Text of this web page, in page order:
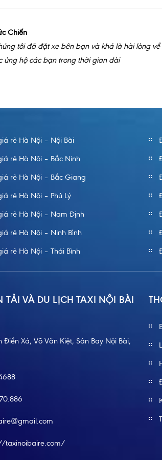
Chiến
tôi đã đặt xe bên bạn và khá là hài lòng về
ủng hộ các bạn trong thời gian dài
rẻ Hà Nội – Nội Bài
rẻ Hà Nội – Bắc Ninh
rẻ Hà Nội – Bắc Giang
rẻ Hà Nội – Phủ Lý
rẻ Hà Nội – Nam Định
rẻ Hà Nội – Ninh Bình
rẻ Hà Nội – Thái Bình
TẢI VÀ DU LỊCH TAXI NỘI BÀI
Điền Xá, Võ Văn Kiệt, Sân Bay Nội Bài,
taxinoibaire.com/